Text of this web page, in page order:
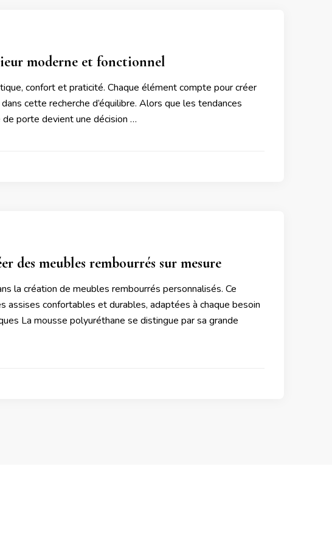
moderne et fonctionnel
confort et praticité. Chaque élément compte pour créer
cette recherche d’équilibre. Alors que les tendances
porte devient une décision …
des meubles rembourrés sur mesure
la création de meubles rembourrés personnalisés. Ce
confortables et durables, adaptées à chaque besoin
La mousse polyuréthane se distingue par sa grande